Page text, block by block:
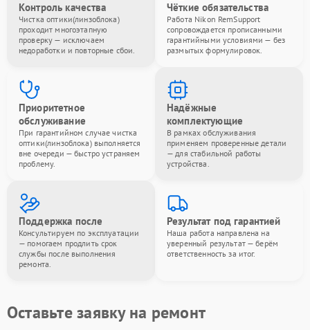
Контроль качества
Чистка оптики(линзоблока)
проходит многоэтапную
проверку — исключаем
недоработки и повторные сбои.
Чёткие обязательства
Работа Nikon RemSupport
сопровождается прописанными
гарантийными условиями — без
размытых формулировок.
Приоритетное
обслуживание
При гарантийном случае чистка
оптики(линзоблока) выполняется
вне очереди — быстро устраняем
проблему.
Надёжные
комплектующие
В рамках обслуживания
применяем проверенные детали
— для стабильной работы
устройства.
Поддержка после
Консультируем по эксплуатации
— помогаем продлить срок
службы после выполнения
ремонта.
Результат под гарантией
Наша работа направлена на
уверенный результат — берём
ответственность за итог.
Оставьте заявку на ремонт